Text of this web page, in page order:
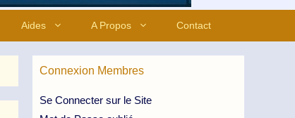
Aides A Propos Contact
Connexion Membres
Se Connecter sur le Site